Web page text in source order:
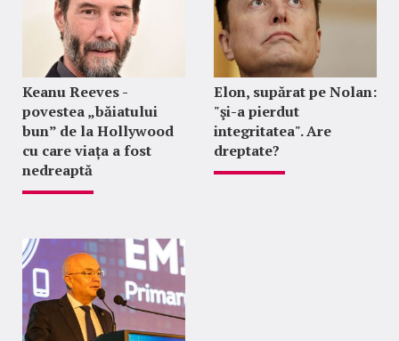
Keanu Reeves -
povestea „băiatului
bun” de la Hollywood
cu care viața a fost
nedreaptă
Elon, supărat pe Nolan:
"şi-a pierdut
integritatea". Are
dreptate?